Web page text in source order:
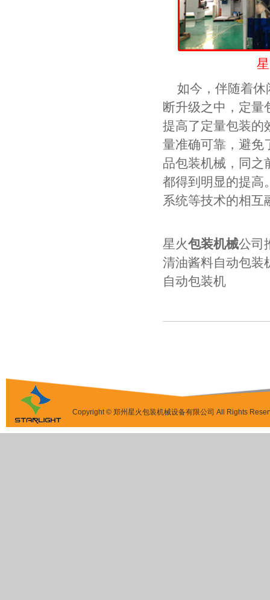
如今，伴随着
断升级之中，定量
提高了定量包装的
量准确可靠，避免
品包装机械，同之
都得到明显的提高
系统等技术的相互
星火包装机械公司
清油酱料自动包装
自动包装机
Copyright © 郑州星火包装机械设备有限公司 All Rights